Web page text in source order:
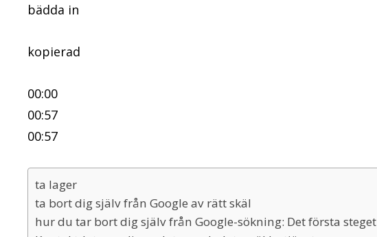
bädda in
kopierad
00:00
00:57
00:57
ta lager
ta bort dig själv från Google av rätt skäl
hur du tar bort dig själv från Google-sökning: Det första steget